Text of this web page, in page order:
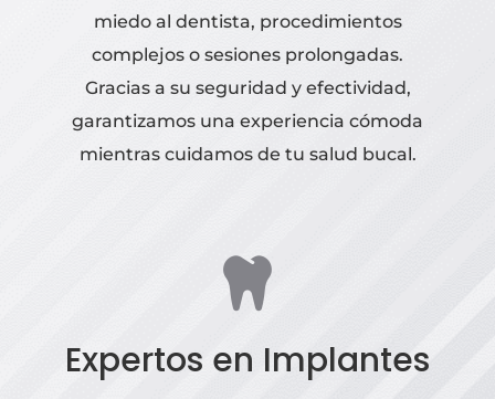
miedo al dentista, procedimientos
complejos o sesiones prolongadas.
Gracias a su seguridad y efectividad,
garantizamos una experiencia cómoda
mientras cuidamos de tu salud bucal.

Expertos en Implantes